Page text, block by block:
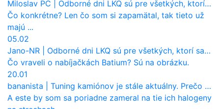
Miloslav PC
Odborné dni LKQ sú pre všetkých, ktorí sa chcú dozvedieť niečo viac
Čo konkrétne? Len čo som si zapamätal, tak tieto už
majú ...
05.02
Jano-NR
Odborné dni LKQ sú pre všetkých, ktorí sa chcú dozvedieť niečo viac
Čo vraveli o nabíjačkách Batium? Sú na obrázku.
20.01
bananista
Tuning kamiónov je stále aktuálny. Prečo nevyhynul ako pri osobákoch?
A este by som sa poriadne zameral na tie ich halogeny